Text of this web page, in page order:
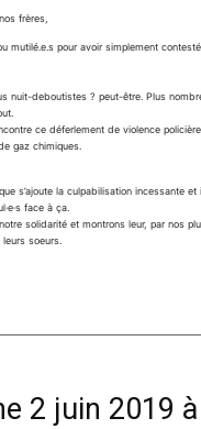
frères,
mutilé.e.s pour avoir simplement
nuit-deboutistes ? peut-être. Plus
ce déferlement de violence
gaz chimiques.
s’ajoute la culpabilisation incessante
face à ça.
solidarité et montrons leur, par nos
soeurs.
2 juin 2019